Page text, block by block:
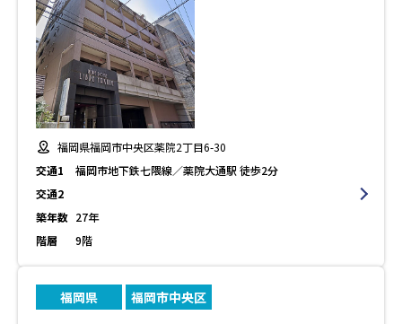
福岡県福岡市中央区薬院2丁目6-30
交通1
福岡市地下鉄七隈線／薬院大通駅 徒歩2分
交通2
築年数 27年
階層
9階
福岡県 福岡市中央区